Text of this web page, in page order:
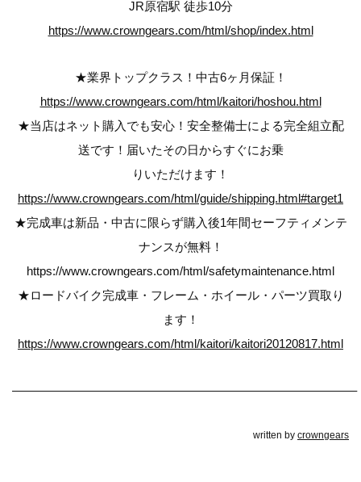
JR原宿駅 徒歩10分
https://www.crowngears.com/html/shop/index.html
★業界トップクラス！中古6ヶ月保証！
https://www.crowngears.com/html/kaitori/hoshou.html
★当店はネット購入でも安心！安全整備士による完全組立配
送です！届いたその日からすぐにお乗
りいただけます！
https://www.crowngears.com/html/guide/shipping.html#target1
★完成車は新品・中古に限らず購入後1年間セーフティメンテ
ナンスが無料！
https://www.crowngears.com/html/safetymaintenance.html
★ロードバイク完成車・フレーム・ホイール・パーツ買取り
ます！
https://www.crowngears.com/html/kaitori/kaitori20120817.html
————————————————————————————–
written by crowngears